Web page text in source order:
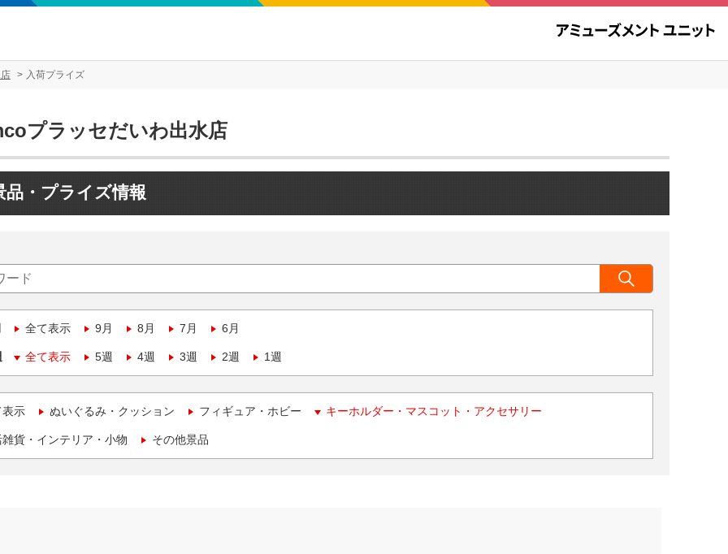
入荷プライズ
プラッセだいわ出水店
品・プライズ情報
全て表示 9月 8月 7月 6月
全て表示 5週 4週 3週 2週 1週
表示 ぬいぐるみ・クッション フィギュア・ホビー キーホルダー・マスコット・アクセサリー
貨・インテリア・小物 その他景品